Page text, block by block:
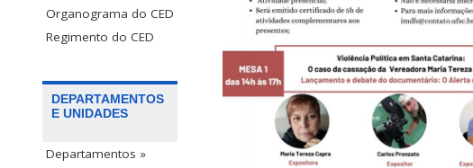
Organograma do CED
Regimento do CED
DEPARTAMENTOS
E UNIDADES
Departamentos »